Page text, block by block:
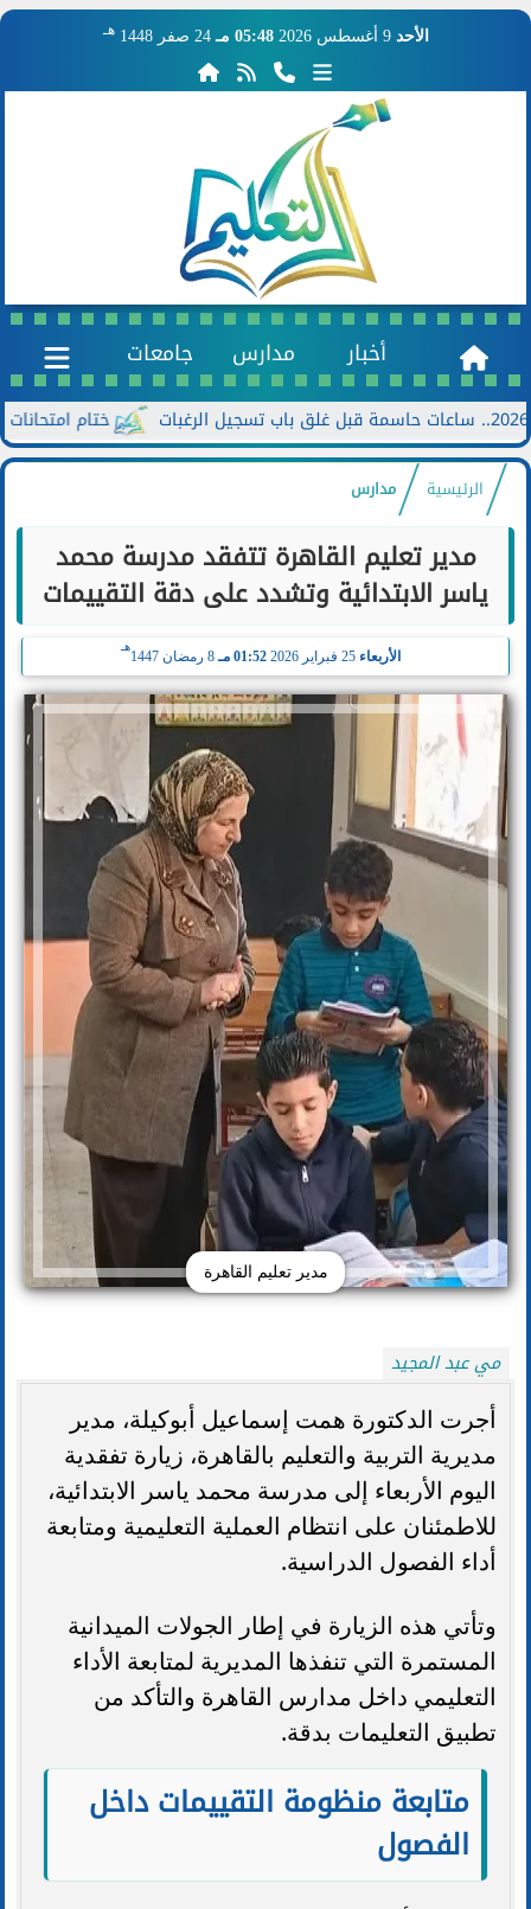
الأحد 9 أغسطس 2026 05:48 مـ 24 صفر 1448 هـ
أخبار مدارس جامعات
ختام امتحانات الدور الثاني
الرئيسية مدارس
مدير تعليم القاهرة تتفقد مدرسة محمد
ياسر الابتدائية وتشدد على دقة التقييمات
الأربعاء 01:52 مـ 8 رمضان 1447
هـ
مدير تعليم القاهرة
مي عبد المجيد
أجرت الدكتورة همت إسماعيل أبوكيلة، مدير
مديرية التربية والتعليم بالقاهرة، زيارة تفقدية
اليوم الأربعاء إلى مدرسة محمد ياسر الابتدائية،
للاطمئنان على انتظام العملية التعليمية ومتابعة
أداء الفصول الدراسية.
وتأتي هذه الزيارة في إطار الجولات الميدانية
المستمرة التي تنفذها المديرية لمتابعة الأداء
التعليمي داخل مدارس القاهرة والتأكد من
تطبيق التعليمات بدقة.
متابعة منظومة التقييمات داخل
الفصول